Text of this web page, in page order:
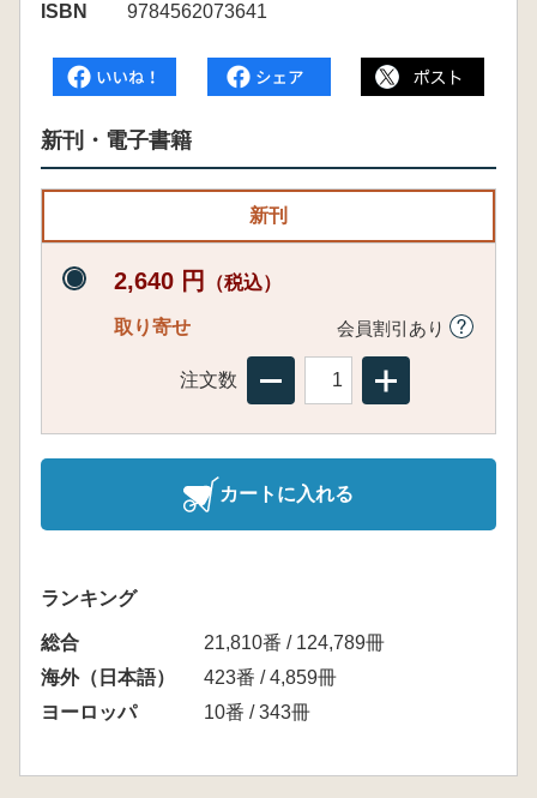
ISBN
9784562073641
新刊・電子書籍
新刊
2,640 円 （税込）
取り寄せ 会員割引あり
注文数
カートに入れる
ランキング
総合
21,810番 / 124,789冊
海外（日本語）
423番 / 4,859冊
ヨーロッパ
10番 / 343冊